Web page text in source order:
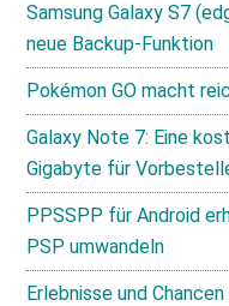
Samsung Galaxy S7
neue Backup-Funktion
Pokémon GO macht
Galaxy Note 7: Eine
Gigabyte für
PPSSPP für Android
PSP umwandeln
Erlebnisse und